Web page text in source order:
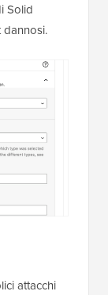
Solid
dannosi.
attacchi